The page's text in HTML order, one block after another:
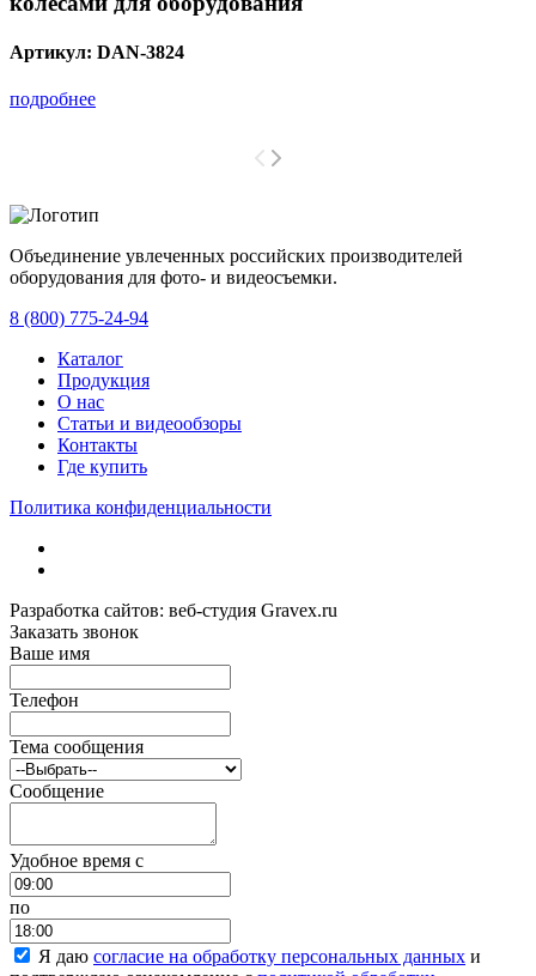
Артикул: DAN-3824
подробнее
Объединение увлеченных российских производителей
оборудования для фото- и видеосъемки.
8 (800) 775-24-94
Каталог
Продукция
О нас
Статьи и видеообзоры
Контакты
Где купить
Политика конфиденциальности
Разработка сайтов: веб-студия Gravex.ru
Заказать звонок
Ваше имя
Телефон
Тема сообщения
Сообщение
Удобное время c
по
Я даю согласие на обработку персональных данных и